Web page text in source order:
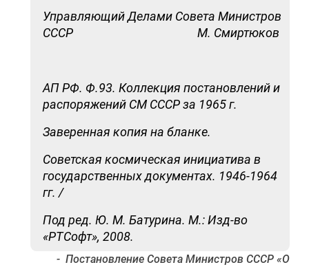
Управляющий Делами Совета Министров
СССР М. Смиртюков
АП РФ. Ф.93. Коллекция постановлений и
распоряжений СМ СССР за 1965 г.
Заверенная копия на бланке.
Советская космическая инициатива в
государственных документах. 1946-1964
гг. /
Под ред. Ю. М. Батурина. М.: Изд-во
«РТСофт», 2008.
Постановление Совета Министров СССР «О